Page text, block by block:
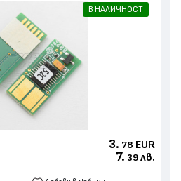
В НАЛИЧНОСТ
3. 78 EUR
7. 39 лв.